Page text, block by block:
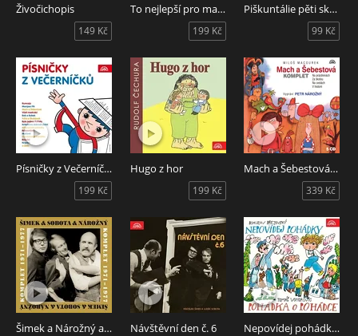
Živočichopis
149 Kč
To nejlepší pro malé i velké posluchače
199 Kč
Piškuntálie pěti skřítků
99 Kč
Písničky z Večerníčků
199 Kč
Hugo z hor
199 Kč
Mach a Šebestová - komplet
339 Kč
Šimek a Nárožný a Sobota - Komplet 1971-1977 Návštěvní den č. 6 Nepovídej pohádky, Pohádka o Pohádce